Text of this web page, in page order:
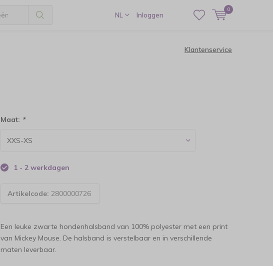
NL Inloggen
0
Klantenservice
Maat: *
1 - 2 werkdagen
Artikelcode: 2800000726
Een leuke zwarte hondenhalsband van 100% polyester met een print
van Mickey Mouse. De halsband is verstelbaar en in verschillende
maten leverbaar.